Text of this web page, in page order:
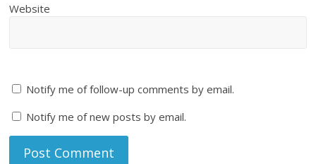
Website
Notify me of follow-up comments by email.
Notify me of new posts by email.